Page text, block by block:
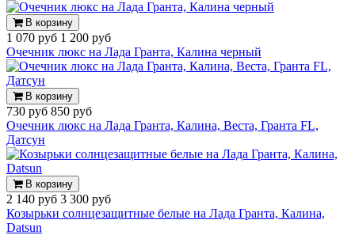
В корзину
1 070 руб 1 200 руб
Очечник люкс на Лада Гранта, Калина черный
В корзину
730 руб 850 руб
Очечник люкс на Лада Гранта, Калина, Веста, Гранта FL,
Датсун
В корзину
2 140 руб 3 300 руб
Козырьки солнцезащитные белые на Лада Гранта, Калина,
Datsun